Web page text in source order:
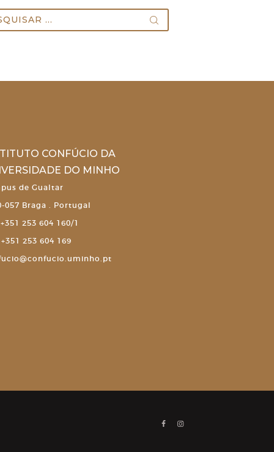
CONFÚCIO DA
DO MINHO
de Gualtar
057 Braga . Portugal
+351 253 604 160/1
+351 253 604 169